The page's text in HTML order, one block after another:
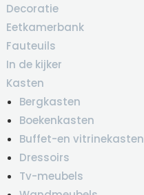
Decoratie
Eetkamerbank
Fauteuils
In de kijker
Kasten
Bergkasten
Boekenkasten
Buffet-en vitrinekasten
Dressoirs
Tv-meubels